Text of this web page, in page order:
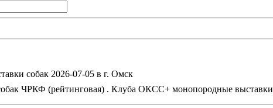
ЧРКФ (рейтинговая) . Клуба ОКСС+ монопородные выставки